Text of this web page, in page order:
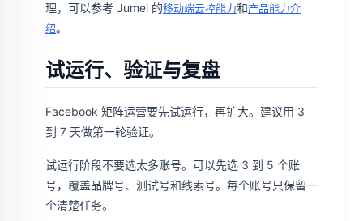
理，可以参考 Jumei 的移动端云控能力和产品能力介
绍。
试运行、验证与复盘
Facebook 矩阵运营要先试运行，再扩大。建议用 3
到 7 天做第一轮验证。
试运行阶段不要选太多账号。可以先选 3 到 5 个账
号，覆盖品牌号、测试号和线索号。每个账号只保留一
个清楚任务。